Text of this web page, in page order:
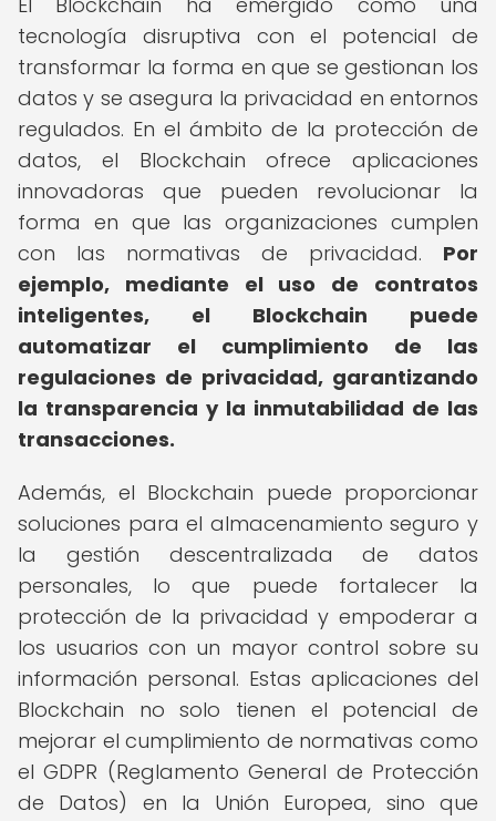
tecnología disruptiva con el potencial de
transformar la forma en que se gestionan los
datos y se asegura la privacidad en entornos
regulados. En el ámbito de la protección de
datos, el Blockchain ofrece aplicaciones
innovadoras que pueden revolucionar la
forma en que las organizaciones cumplen
con las normativas de privacidad. Por
ejemplo, mediante el uso de contratos
inteligentes, el Blockchain puede
automatizar el cumplimiento de las
regulaciones de privacidad, garantizando
la transparencia y la inmutabilidad de las
transacciones.
Además, el Blockchain puede proporcionar
soluciones para el almacenamiento seguro y
la gestión descentralizada de datos
personales, lo que puede fortalecer la
protección de la privacidad y empoderar a
los usuarios con un mayor control sobre su
información personal. Estas aplicaciones del
Blockchain no solo tienen el potencial de
mejorar el cumplimiento de normativas como
el GDPR (Reglamento General de Protección
de Datos) en la Unión Europea, sino que